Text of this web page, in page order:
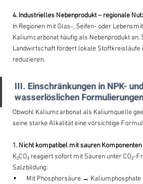
4. Industrielles Nebenprodukt – regionale
In Regionen mit Glas-, Seifen- oder
Kaliumcarbonat häufig als Nebenprodukt an.
Landwirtschaft fördert lokale Stoffkreisläufe
reduzieren.
III. Einschränkungen in NPK- und
wasserlöslichen Formulierungen
Obwohl Kaliumcarbonat als Kaliumquelle
seine starke Alkalität eine vorsichtige
1. Nicht kompatibel mit sauren Komponenten
K₂CO₃ reagiert sofort mit Säuren unter CO₂-
Salzbildung:
Mit Phosphorsäure → Kaliumphosphate